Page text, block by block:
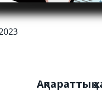
Ақпараттық